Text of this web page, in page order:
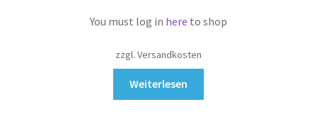
You must log in here to shop
zzgl. Versandkosten
Weiterlesen